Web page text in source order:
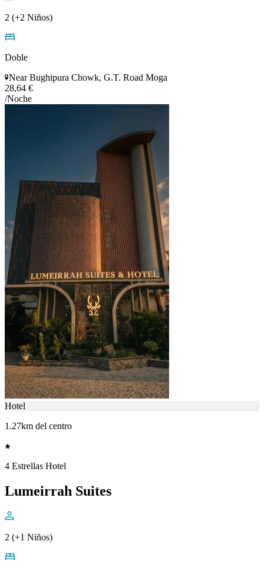
2 (+2 Niños)
Doble
Near Bughipura Chowk, G.T. Road Moga
28,64 €
/Noche
Hotel
1.27km del centro
4 Estrellas Hotel
Lumeirrah Suites
2 (+1 Niños)